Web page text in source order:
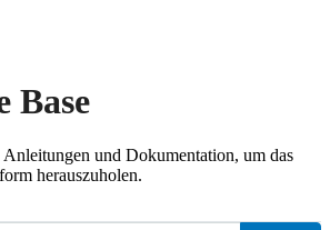
Base
und Dokumentation, um das
herauszuholen.